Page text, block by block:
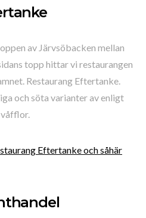
av Järvsöbacken mellan
topp hittar vi restaurangen
Restaurang Eftertanke.
och söta varianter av enligt
Eftertanke och såhär